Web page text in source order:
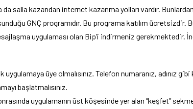
da salla kazandan internet kazanma yolları vardır.
GNÇ programıdır. Bu programa katılım ücretsizdir.
uygulaması olan Bip’i indirmeniz gerekmektedir.
uygulamaya üye olmalısınız. Telefon numaranız, adınız
başlatmalısınız.
uygulamanın üst köşesinde yer alan “keşfet”